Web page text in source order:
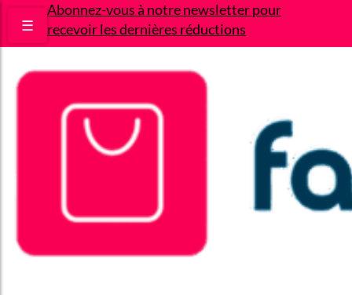
Abonnez-vous à notre newsletter pour
recevoir les dernières réductions
☰